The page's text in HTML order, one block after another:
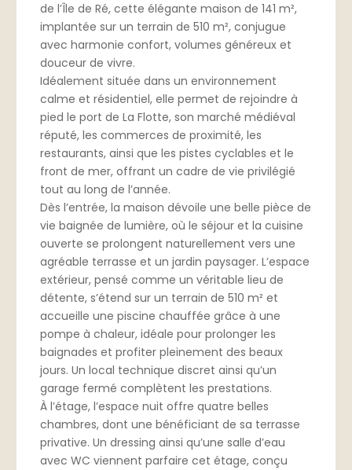
de l’Île de Ré, cette élégante maison de 141 m²,
implantée sur un terrain de 510 m², conjugue
avec harmonie confort, volumes généreux et
douceur de vivre.
Idéalement située dans un environnement
calme et résidentiel, elle permet de rejoindre à
pied le port de La Flotte, son marché médiéval
réputé, les commerces de proximité, les
restaurants, ainsi que les pistes cyclables et le
front de mer, offrant un cadre de vie privilégié
tout au long de l’année.
Dès l’entrée, la maison dévoile une belle pièce de
vie baignée de lumière, où le séjour et la cuisine
ouverte se prolongent naturellement vers une
agréable terrasse et un jardin paysager. L’espace
extérieur, pensé comme un véritable lieu de
détente, s’étend sur un terrain de 510 m² et
accueille une piscine chauffée grâce à une
pompe à chaleur, idéale pour prolonger les
baignades et profiter pleinement des beaux
jours. Un local technique discret ainsi qu’un
garage fermé complètent les prestations.
À l’étage, l’espace nuit offre quatre belles
chambres, dont une bénéficiant de sa terrasse
privative. Un dressing ainsi qu’une salle d’eau
avec WC viennent parfaire cet étage, conçu